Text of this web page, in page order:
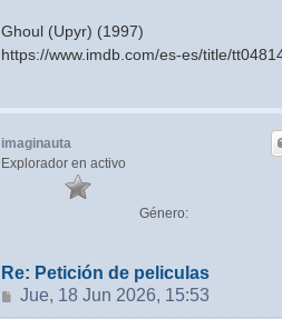
Ghoul (Upyr) (1997)
https://www.imdb.com/es-es/title/
imaginauta
Explorador en activo
Género:
Re: Petición de peliculas
Mensaje
Jue, 18 Jun 2026, 15:53